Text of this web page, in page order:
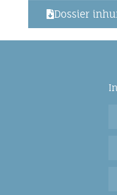
Dossier